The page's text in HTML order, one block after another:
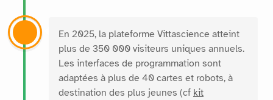
En 2025, la plateforme Vittascience atteint
plus de 350 000 visiteurs uniques annuels.
Les interfaces de programmation sont
adaptées à plus de 40 cartes et robots, à
destination des plus jeunes (cf kit